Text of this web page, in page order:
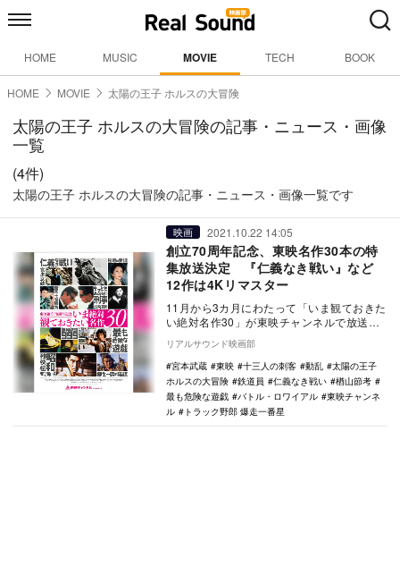
HOME MUSIC MOVIE TECH BOOK
HOME MOVIE 太陽の王子 ホルスの大冒険
太陽の王子 ホルスの大冒険の記事・ニュース・画像
一覧
(4件)
太陽の王子 ホルスの大冒険の記事・ニュース・画像一覧です
映画 2021.10.22 14:05
創立70周年記念、東映名作30本の特
集放送決定 『仁義なき戦い』など
12作は4Kリマスター
11月から3カ月にわたって「いま観ておきた
い絶対名作30」が東映チャンネルで放送さ
れる。 2021年4月1日に創立70周…
リアルサウンド映画部
宮本武蔵
東映 十三人の刺客 動乱
太陽の王子
ホルスの大冒険
鉄道員 仁義なき戦い
楢山節考
最も危険な遊戯
バトル・ロワイアル
東映チャンネ
ル
トラック野郎 爆走一番星